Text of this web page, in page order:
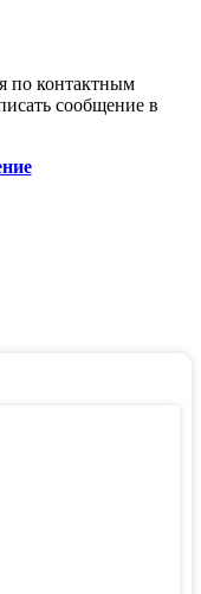
по контактным
сообщение в